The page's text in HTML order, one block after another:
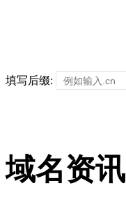
填写后缀:
域名资讯